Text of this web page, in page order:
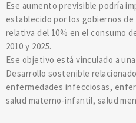
Ese aumento previsible podría
establecido por los gobiernos
relativa del 10% en el consumo
2010 y 2025.
Ese objetivo está vinculado a
Desarrollo sostenible
enfermedades infecciosas,
salud materno-infantil, salud